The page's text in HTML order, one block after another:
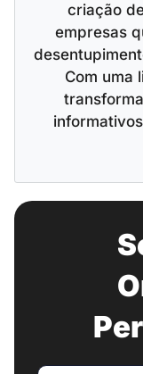
criação
empresas
Com uma